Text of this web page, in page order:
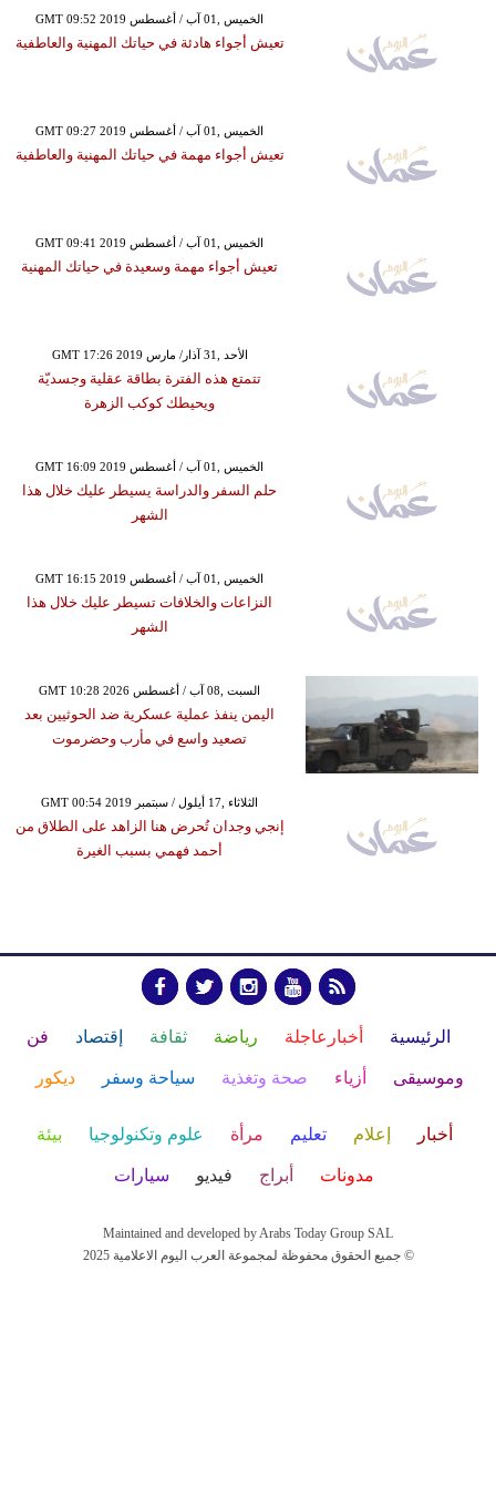
GMT 09:52 2019 الخميس ,01 آب / أغسطس
تعيش أجواء هادئة في حياتك المهنية والعاطفية
GMT 09:27 2019 الخميس ,01 آب / أغسطس
تعيش أجواء مهمة في حياتك المهنية والعاطفية
GMT 09:41 2019 الخميس ,01 آب / أغسطس
تعيش أجواء مهمة وسعيدة في حياتك المهنية
GMT 17:26 2019 الأحد ,31 آذار/ مارس
تتمتع هذه الفترة بطاقة عقلية وجسديّة
ويحيطك كوكب الزهرة
GMT 16:09 2019 الخميس ,01 آب / أغسطس
حلم السفر والدراسة يسيطر عليك خلال هذا
الشهر
GMT 16:15 2019 الخميس ,01 آب / أغسطس
النزاعات والخلافات تسيطر عليك خلال هذا
الشهر
GMT 10:28 2026 السبت ,08 آب / أغسطس
اليمن ينفذ عملية عسكرية ضد الحوثيين بعد
تصعيد واسع في مأرب وحضرموت
GMT 00:54 2019 الثلاثاء ,17 أيلول / سبتمبر
إنجي وجدان تُحرض هنا الزاهد على الطلاق من
أحمد فهمي بسبب الغيرة
الرئيسية أخبارعاجلة رياضة ثقافة إقتصاد فن
وموسيقى أزياء صحة وتغذية سياحة وسفر ديكور
أخبار إعلام تعليم مرأة علوم وتكنولوجيا بيئة
مدونات أبراج فيديو سيارات
Maintained and developed by Arabs Today Group SAL
جميع الحقوق محفوظة لمجموعة العرب اليوم الاعلامية 2025 ©